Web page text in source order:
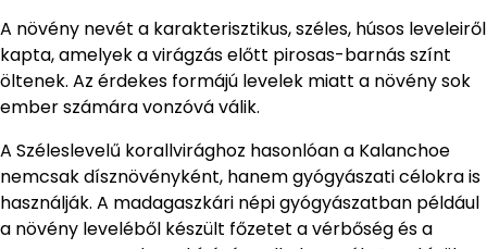
A növény nevét a karakterisztikus, széles, húsos leveleiről
kapta, amelyek a virágzás előtt pirosas-barnás színt
öltenek. Az érdekes formájú levelek miatt a növény sok
ember számára vonzóvá válik.
A Széleslevelű korallvirághoz hasonlóan a Kalanchoe
nemcsak dísznövényként, hanem gyógyászati célokra is
használják. A madagaszkári népi gyógyászatban például
a növény leveléből készült főzetet a vérbőség és a